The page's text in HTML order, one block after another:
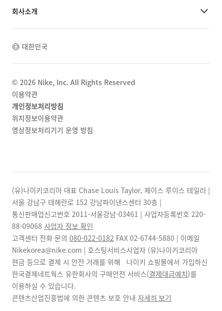
회사소개
대한민국
© 2026 Nike, Inc. All Rights Reserved
이용약관
개인정보처리방침
위치정보이용약관
영상정보처리기기 운영 방침
(유)나이키코리아 대표 Chase Louis Taylor, 체이스 루이스 테일러 |
서울 강남구 테헤란로 152 강남파이낸스센터 30층 |
통신판매업신고번호 2011-서울강남-03461 | 사업자등록번호 220-
88-09068 사업자 정보 확인
고객센터 전화 문의 080-022-0182 FAX 02-6744-5880 | 이메일
Nikekorea@nike.com | 호스팅서비스사업자 (유)나이키코리아
현금 등으로 결제 시 안전 거래를 위해 나이키 쇼핑몰에서 가입하신
한국결제네트웍스 유한회사의 구매안전 서비스(결제대금예치)를
이용하실 수 있습니다.
콘텐츠산업진흥법에 의한 콘텐츠 보호 안내 자세히 보기